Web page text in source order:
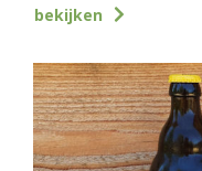
bekijken